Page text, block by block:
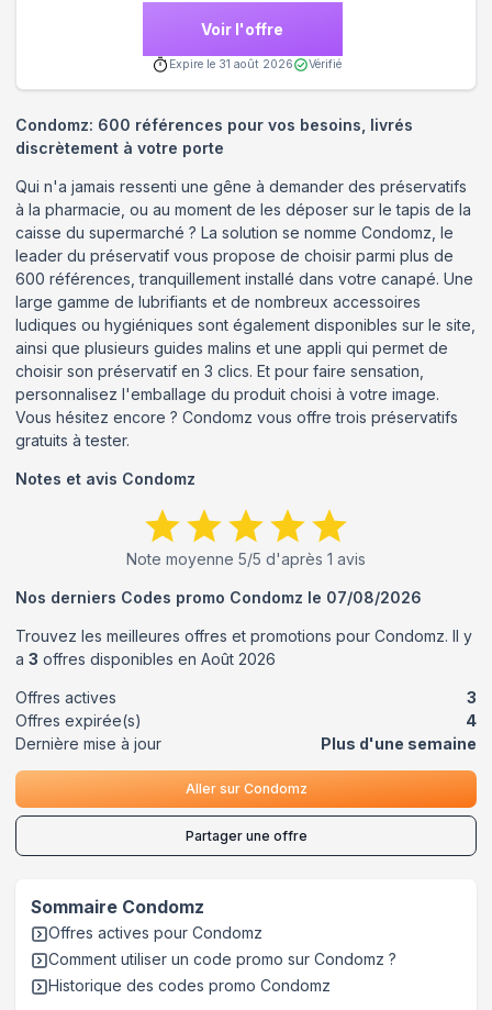
Voir l'offre
Expire le 31 août 2026 Vérifié
Condomz: 600 références pour vos besoins, livrés
discrètement à votre porte
Qui n'a jamais ressenti une gêne à demander des préservatifs
à la pharmacie, ou au moment de les déposer sur le tapis de la
caisse du supermarché ? La solution se nomme Condomz, le
leader du préservatif vous propose de choisir parmi plus de
600 références, tranquillement installé dans votre canapé. Une
large gamme de lubrifiants et de nombreux accessoires
ludiques ou hygiéniques sont également disponibles sur le site,
ainsi que plusieurs guides malins et une appli qui permet de
choisir son préservatif en 3 clics. Et pour faire sensation,
personnalisez l'emballage du produit choisi à votre image.
Vous hésitez encore ? Condomz vous offre trois préservatifs
gratuits à tester.
Notes et avis Condomz
Note moyenne 5/5 d'après 1 avis
Nos derniers Codes promo Condomz le 07/08/2026
Trouvez les meilleures offres et promotions pour Condomz. Il y
a 3 offres disponibles en Août 2026
Offres actives
3
Offres expirée(s)
4
Dernière mise à jour
Plus d'une semaine
Aller sur Condomz
Partager une offre
Sommaire Condomz
Offres actives pour Condomz
Comment utiliser un code promo sur Condomz ?
Historique des codes promo Condomz